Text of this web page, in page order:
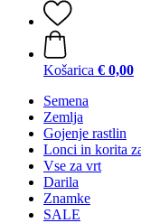
Košarica € 0,00
Semena
Zemlja
Gojenje rastlin
Lonci in korita
Vse za vrt
Darila
Znamke
SALE